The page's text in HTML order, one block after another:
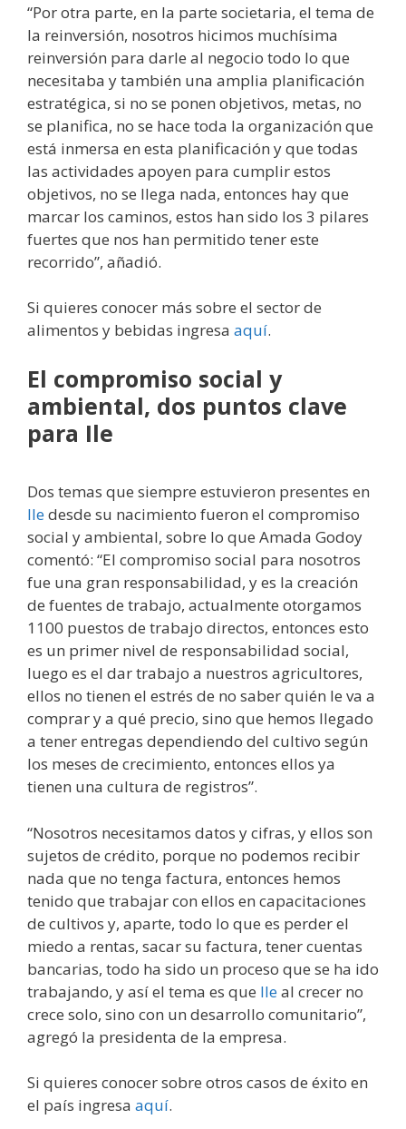
“Por otra parte, en la parte societaria, el tema de
la reinversión, nosotros hicimos muchísima
reinversión para darle al negocio todo lo que
necesitaba y también una amplia planificación
estratégica, si no se ponen objetivos, metas, no
se planifica, no se hace toda la organización que
está inmersa en esta planificación y que todas
las actividades apoyen para cumplir estos
objetivos, no se llega nada, entonces hay que
marcar los caminos, estos han sido los 3 pilares
fuertes que nos han permitido tener este
recorrido”, añadió.
Si quieres conocer más sobre el sector de
alimentos y bebidas ingresa aquí.
El compromiso social y
ambiental, dos puntos clave
para Ile
Dos temas que siempre estuvieron presentes en
Iledesde su nacimiento fueron el compromiso
social y ambiental, sobre lo que Amada Godoy
comentó: “El compromiso social para nosotros
fue una gran responsabilidad, y es la creación
de fuentes de trabajo, actualmente otorgamos
1100 puestos de trabajo directos, entonces esto
es un primer nivel de responsabilidad social,
luego es el dar trabajo a nuestros agricultores,
ellos no tienen el estrés de no saber quién le va a
comprar y a qué precio, sino que hemos llegado
a tener entregas dependiendo del cultivo según
los meses de crecimiento, entonces ellos ya
tienen una cultura de registros”.
“Nosotros necesitamos datos y cifras, y ellos son
sujetos de crédito, porque no podemos recibir
nada que no tenga factura, entonces hemos
tenido que trabajar con ellos en capacitaciones
de cultivos y, aparte, todo lo que es perder el
miedo a rentas, sacar su factura, tener cuentas
bancarias, todo ha sido un proceso que se ha ido
trabajando, y así el tema es que Ileal crecer no
crece solo, sino con un desarrollo comunitario”,
agregó la presidenta de la empresa.
Si quieres conocer sobre otros casos de éxito en
el país ingresa aquí.